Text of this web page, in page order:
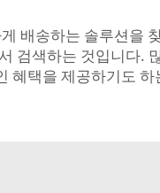
배송하는 솔루션을
검색하는 것입니다.
혜택을 제공하기도